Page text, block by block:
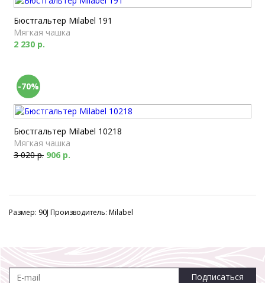
Бюстгальтер Milabel 191
Мягкая чашка
2 230 р.
-70%
Бюстгальтер Milabel 10218
Мягкая чашка
3 020 р. 906 р.
Размер: 90J Производитель: Milabel
Подписаться